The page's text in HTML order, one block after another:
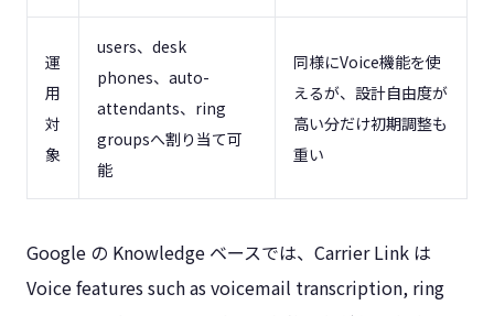
運
用
対
象
users、desk
phones、auto-
attendants、ring
groupsへ割り当て可
能
同様にVoice機能を使
えるが、設計自由度が
高い分だけ初期調整も
重い
Google の Knowledge ベースでは、Carrier Link は
Voice features such as voicemail transcription, ring